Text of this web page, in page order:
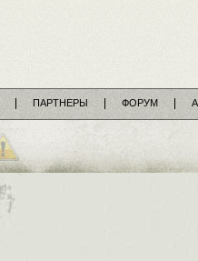
ПАРТНЕРЫ ФОРУМ